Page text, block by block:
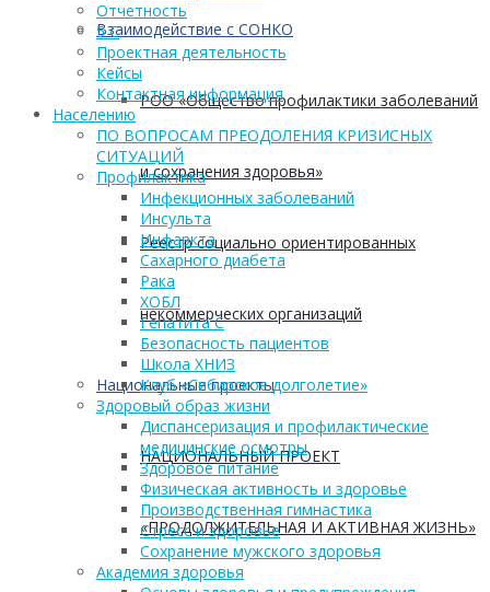
Взаимодействие с СОНКО
РОО «Общество профилактики заболеваний
и сохранения здоровья»
Реестр социально ориентированных
некоммерческих организаций
Национальные проекты
НАЦИОНАЛЬНЫЙ ПРОЕКТ
«ПРОДОЛЖИТЕЛЬНАЯ И АКТИВНАЯ ЖИЗНЬ»
Отчетность
5 С
Проектная деятельность
Кейсы
Контактная информация
Населению
ПО ВОПРОСАМ ПРЕОДОЛЕНИЯ КРИЗИСНЫХ
СИТУАЦИЙ
Профилактика
Инфекционных заболеваний
Инсульта
Инфаркта
Сахарного диабета
Рака
ХОБЛ
Гепатита С
Безопасность пациентов
Школа ХНИЗ
Клуб «Сибирское долголетие»
Здоровый образ жизни
Диспансеризация и профилактические
медицинские осмотры
Здоровое питание
Физическая активность и здоровье
Производственная гимнастика
Стресс и здоровье
Сохранение мужского здоровья
Академия здоровья